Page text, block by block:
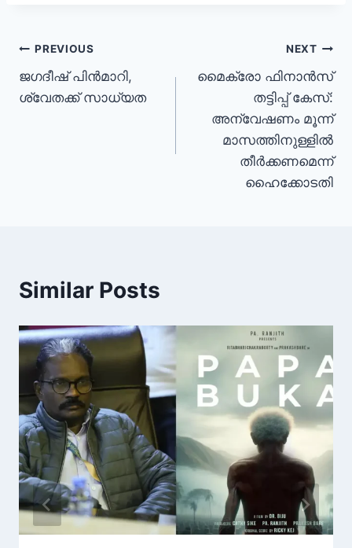
PREVIOUS
ജഗദീഷ് പിൻമാറി,
ശ്വേതക്ക് സാധ്യത
NEXT
മൈക്രോ ഫിനാൻസ്
തട്ടിപ്പ് കേസ്:
അന്വേഷണം മൂന്ന്
മാസത്തിനുള്ളിൽ
തീർക്കണമെന്ന്
ഹൈക്കോടതി
Similar Posts